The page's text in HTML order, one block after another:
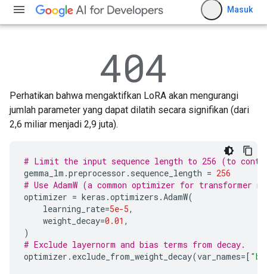
Perhatikan bahwa mengaktifkan LoRA akan mengurangi
jumlah parameter yang dapat dilatih secara signifikan (dari
2,6 miliar menjadi 2,9 juta).
# Limit the input sequence length to 256 (to
gemma_lm .preprocessor . sequence_length = 256
# Use AdamW (a common optimizer for transformer
optimizer = keras .optimizers .AdamW(
learning_rate=5e-5,
weight_decay=0.01 ,
)
# Exclude layernorm and bias terms from decay.
optimizer . exclude_from_weight_decay(var_names=[